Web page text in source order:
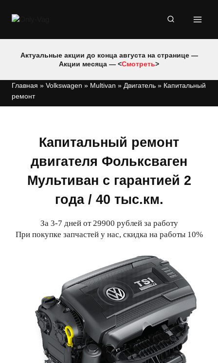
Актуальные акции до конца августа на странице —
Акции месяца — <Смотреть>
Главная » Volkswagen » Multivan » Двигатель » Капитальный
ремонт
Капитальный ремонт
двигателя Фольксваген
Мультиван с гарантией 2
года / 40 тыс.км.
За 3-7 дней от 29900 рублей за работу
При покупке запчастей у нас, скидка на работы 10%
Петергофское
Симонова
Кудровский